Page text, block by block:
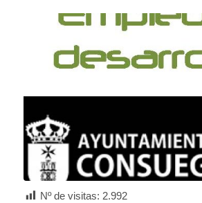
Nº de visitas: 2.992